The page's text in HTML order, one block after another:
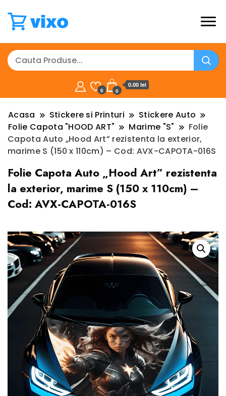
0 0
0.00 lei
Acasa Stickere si Printuri
Stickere Auto
Folie Capota "HOOD ART"
Marime "S"
Folie
Capota Auto „Hood Art” rezistenta la exterior,
marime S (150 x 110cm) – Cod: AVX-CAPOTA-016S
Folie Capota Auto „Hood Art” rezistenta
la exterior, marime S (150 x 110cm) –
Cod: AVX-CAPOTA-016S